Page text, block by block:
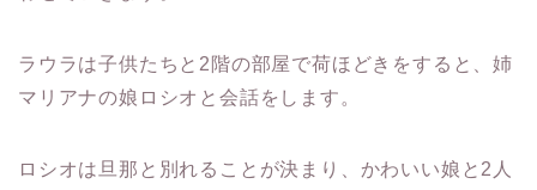
ラウラは子供たちと2階の部屋で荷ほどきをすると、姉
マリアナの娘ロシオと会話をします。
ロシオは旦那と別れることが決まり、かわいい娘と2人